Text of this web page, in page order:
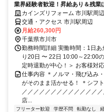
業界経験者歓迎！昇給あり＆残業
カインズリフォーム 市川駅周辺
交通・アクセス 市川駅周辺
月給260,300円
千葉県市川市
勤務時間詳細 実働時間：1日
り20日 〜 22日 10:00～22:00
定時退勤が中心！＞ お客様対
仕事内容 ＊ノルマ・飛び込み
がそのまま活かせる！ ＊シフ
／／／／／／／／／／／／／
店...
フリーター歓迎 学歴不問 転勤なし